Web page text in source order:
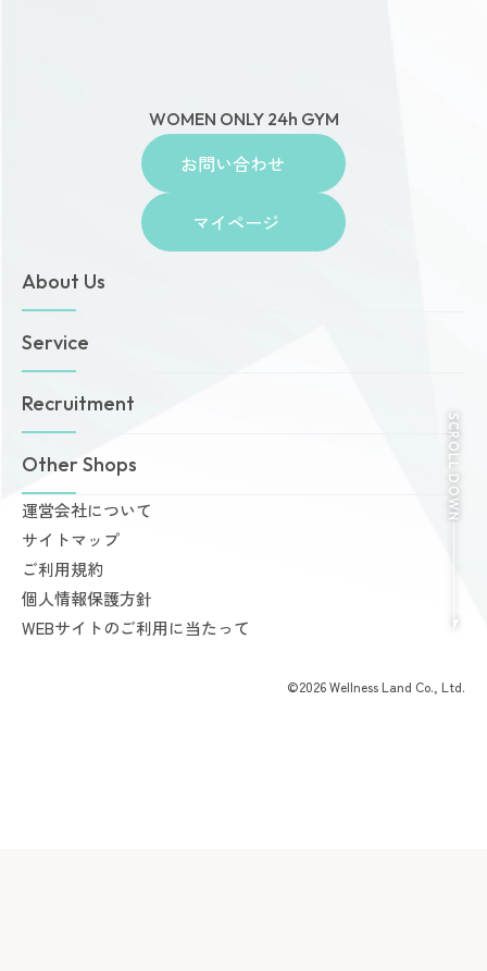
WOMEN ONLY 24h GYM
お問い合わせ
マイページ
About Us
お知らせ
店舗一覧
ご予約から無料体験・見学までの流れ
料金案内
入会手続きのご案内
お支払いについて
よくあるご質問
会員様からいただいた声
Service
Amazonesのパーソナルトレーニング
AI姿勢診断・改善
Recruitment
Other Shops
完全個室PRIVATE GYM Highness
24時間ジム Amazones & Hercules
AMAZONES ONLINE SHOP
運営会社について
サイトマップ
ご利用規約
個人情報保護方針
WEBサイトのご利用に当たって
©2026 Wellness Land Co., Ltd.
SCROLL DOWN